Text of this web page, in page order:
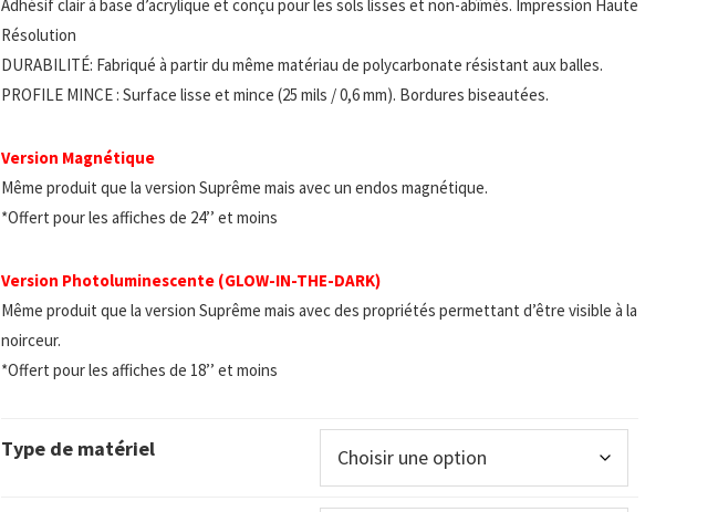
Adhésif clair à base d’acrylique et conçu pour les sols lisses et non-abîmés. Impression Haute
Résolution
DURABILITÉ: Fabriqué à partir du même matériau de polycarbonate résistant aux balles.
PROFILE MINCE : Surface lisse et mince (25 mils / 0,6 mm). Bordures biseautées.
Version Magnétique
Même produit que la version Suprême mais avec un endos magnétique.
*Offert pour les affiches de 24’’ et moins
Version Photoluminescente (GLOW-IN-THE-DARK)
Même produit que la version Suprême mais avec des propriétés permettant d’être visible à la
noirceur.
*Offert pour les affiches de 18’’ et moins
Type de matériel